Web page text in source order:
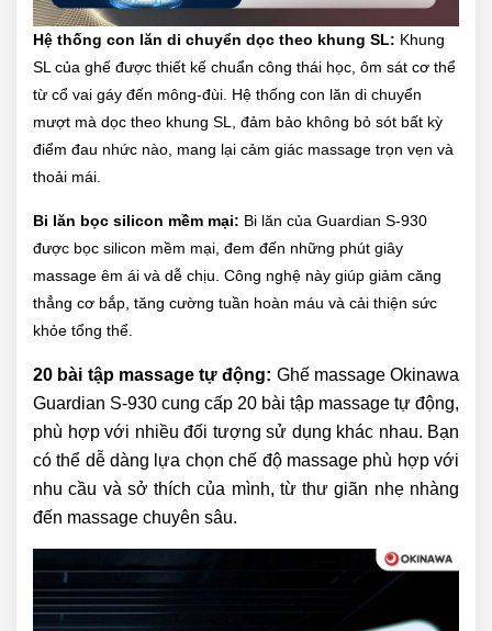
Hệ thống con lăn di chuyển dọc theo khung SL: Khung
SL của ghế được thiết kế chuẩn công thái học, ôm sát cơ thể
từ cổ vai gáy đến mông-đùi. Hệ thống con lăn di chuyển
mượt mà dọc theo khung SL, đảm bảo không bỏ sót bất kỳ
điểm đau nhức nào, mang lại cảm giác massage trọn vẹn và
thoải mái.
Bi lăn bọc silicon mềm mại: Bi lăn của Guardian S-930
được bọc silicon mềm mại, đem đến những phút giây
massage êm ái và dễ chịu. Công nghệ này giúp giảm căng
thẳng cơ bắp, tăng cường tuần hoàn máu và cải thiện sức
khỏe tổng thể.
20 bài tập massage tự động: Ghế massage Okinawa
Guardian S-930 cung cấp 20 bài tập massage tự động,
phù hợp với nhiều đối tượng sử dụng khác nhau. Bạn
có thể dễ dàng lựa chọn chế độ massage phù hợp với
nhu cầu và sở thích của mình, từ thư giãn nhẹ nhàng
đến massage chuyên sâu.